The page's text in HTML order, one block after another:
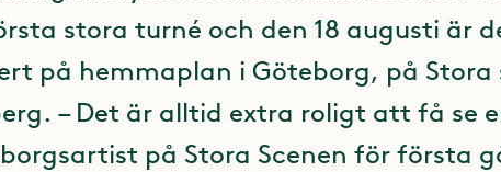
stora turné och den 18 augusti är
på hemmaplan i Göteborg, på Stora
– Det är alltid extra roligt att få se
på Stora Scenen för första